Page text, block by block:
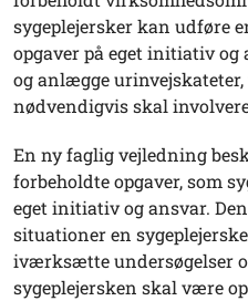
sygeplejersker kan udføre
opgaver på eget initiativ og
og anlægge
nødvendigvis skal
En ny faglig vejledning
forbeholdte opgaver, som
eget initiativ og ansvar.
situationer en
iværksætte undersøgelser
sygeplejersken skal være